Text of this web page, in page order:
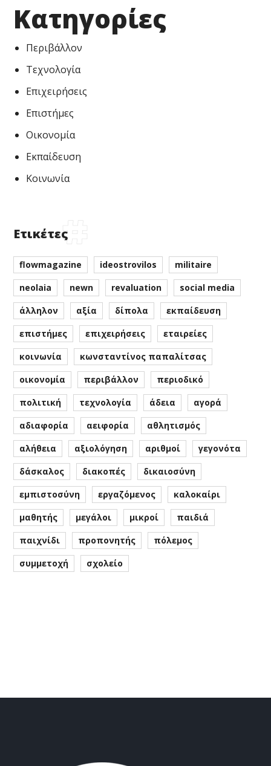
Kατηγορίες
Περιβάλλον
Τεχνολογία
Επιχειρήσεις
Επιστήμες
Οικονομία
Εκπαίδευση
Κοινωνία
Ετικέτες
flowmagazine ideostrovilos
militaire
neolaia
newn revaluation
social media
άλληλον
αξία δίπολα
εκπαίδευση
επιστήμες
επιχειρήσεις
εταιρείες
κοινωνία
κωνσταντίνος παπαλίτσας
οικονομία
περιβάλλον
περιοδικό
πολιτική
τεχνολογία άδεια
αγορά
αδιαφορία
αειφορία
αθλητισμός
αλήθεια
αξιολόγηση αριθμοί
γεγονότα
δάσκαλος
διακοπές
δικαιοσύνη
εμπιστοσύνη
εργαζόμενος
καλοκαίρι
μαθητής
μεγάλοι μικροί
παιδιά
παιχνίδι
προπονητής
πόλεμος
συμμετοχή
σχολείο